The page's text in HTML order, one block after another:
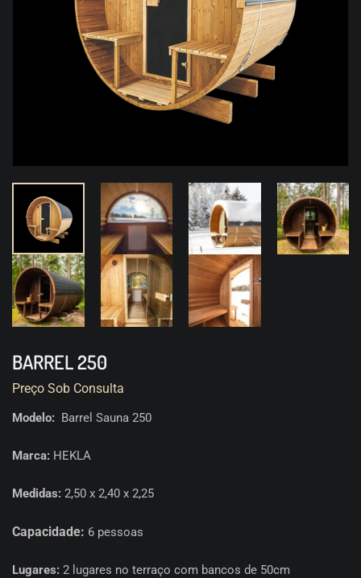
BARREL 250
Preço Sob Consulta
Modelo: Barrel Sauna 250
Marca: HEKLA
Medidas: 2,50 x 2,40 x 2,25
Capacidade: 6 pessoas
Lugares: 2 lugares no terraço com bancos de 50cm